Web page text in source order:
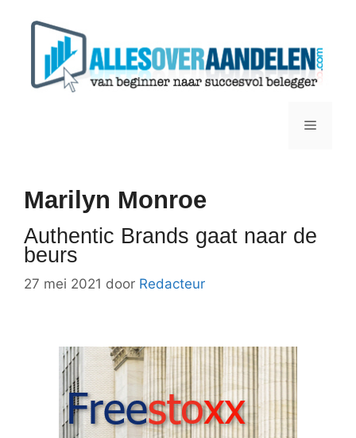
Menu
Marilyn Monroe
Authentic Brands gaat naar de
beurs
27 mei 2021 door Redacteur